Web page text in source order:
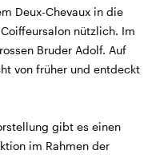
(siehe Programm)
an der Kinokasse und
Deux-Chevaux in die
nützlich. Im
Bruder Adolf. Auf
von früher und entdeckt
gibt es einen
im Rahmen der